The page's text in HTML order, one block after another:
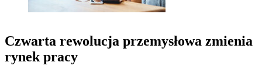
Czwarta rewolucja przemysłowa zmienia
rynek pracy